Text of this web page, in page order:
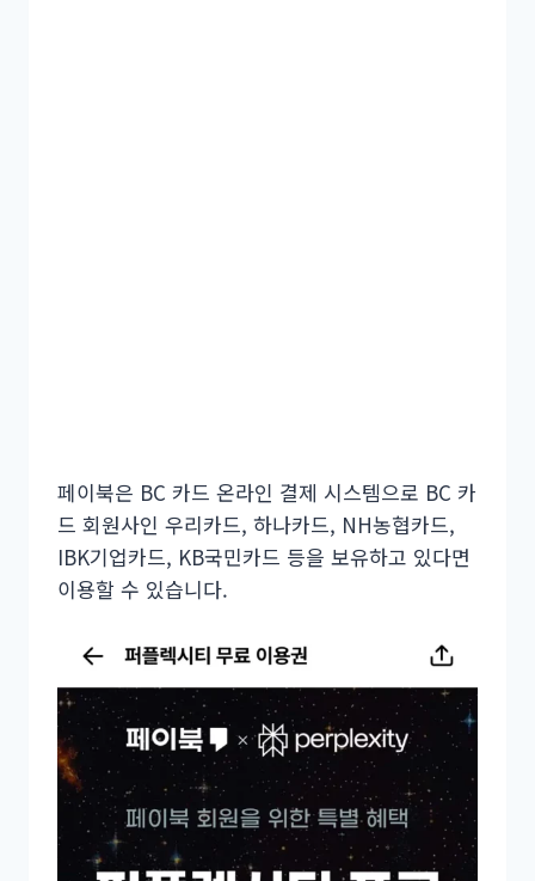
페이북은 BC 카드 온라인 결제 시스템으로 BC 카
드 회원사인 우리카드, 하나카드, NH농협카드,
IBK기업카드, KB국민카드 등을 보유하고 있다면
이용할 수 있습니다.